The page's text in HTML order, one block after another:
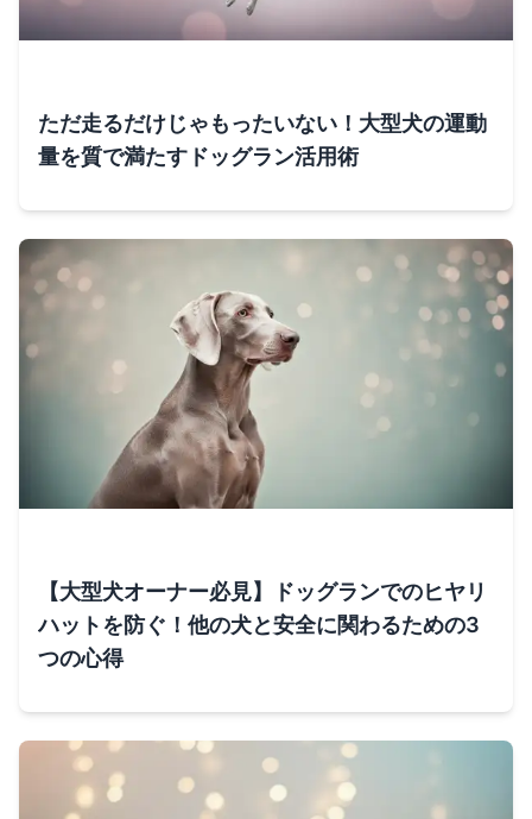
ただ走るだけじゃもったいない！大型犬の運動
量を質で満たすドッグラン活用術
【大型犬オーナー必見】ドッグランでのヒヤリ
ハットを防ぐ！他の犬と安全に関わるための3
つの心得